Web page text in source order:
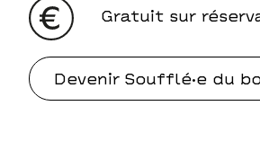
Gratuit sur
Devenir Soufflé·e du